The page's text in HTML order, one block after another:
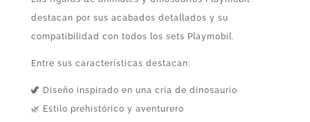
destacan por sus acabados detallados y su
compatibilidad con todos los sets Playmobil.
Entre sus características destacan:
🦖 Diseño inspirado en una cría de dinosaurio
🌿 Estilo prehistórico y aventurero